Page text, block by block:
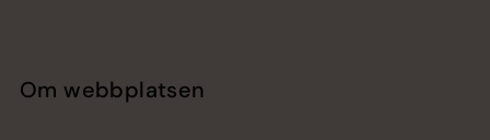
Om webbplatsen